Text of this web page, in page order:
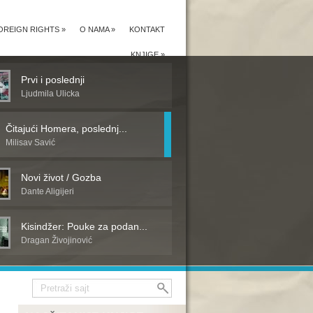
KONTAKT
O NAMA»
RIGHTS »
KNJIGE»
Prvi i poslednji
Ljudmila Ulicka
Čitajući Homera, poslednj...
Milisav Savić
Novi život / Gozba
Dante Aligijeri
Kisindžer: Pouke za podan...
Dragan Živojinović